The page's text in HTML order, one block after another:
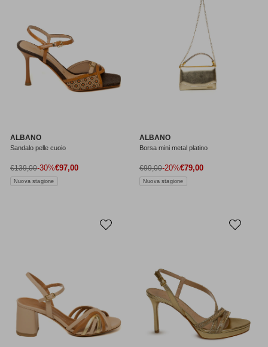
ALBANO
Sandalo pelle cuoio
Prezzo di vendita
€97,00
Prezzo normale
€139,00-30%
Nuova stagione
ALBANO
Borsa mini metal platino
Prezzo di vendita
€79,00
Prezzo normale
€99,00-20%
Nuova stagione